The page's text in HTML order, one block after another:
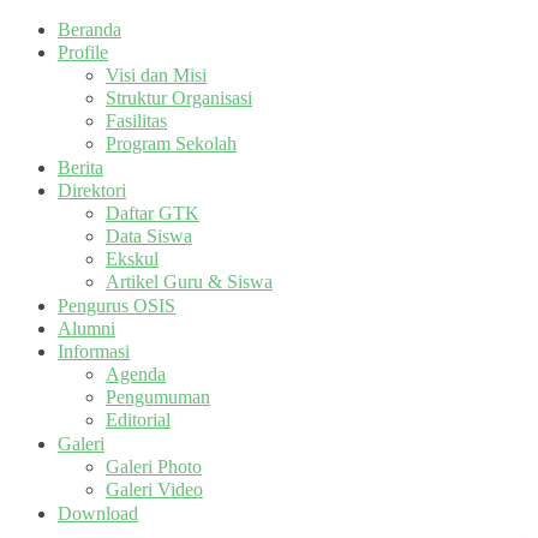
Beranda
Profile
Visi dan Misi
Struktur Organisasi
Fasilitas
Program Sekolah
Berita
Direktori
Daftar GTK
Data Siswa
Ekskul
Artikel Guru & Siswa
Pengurus OSIS
Alumni
Informasi
Agenda
Pengumuman
Editorial
Galeri
Galeri Photo
Galeri Video
Download